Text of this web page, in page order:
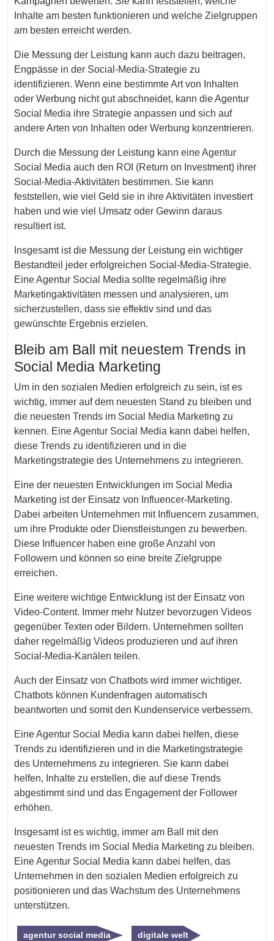
Inhalte am besten funktionieren und welche Zielgruppen
am besten erreicht werden.
Die Messung der Leistung kann auch dazu beitragen,
Engpässe in der Social-Media-Strategie zu
identifizieren. Wenn eine bestimmte Art von Inhalten
oder Werbung nicht gut abschneidet, kann die Agentur
Social Media ihre Strategie anpassen und sich auf
andere Arten von Inhalten oder Werbung konzentrieren.
Durch die Messung der Leistung kann eine Agentur
Social Media auch den ROI (Return on Investment) ihrer
Social-Media-Aktivitäten bestimmen. Sie kann
feststellen, wie viel Geld sie in ihre Aktivitäten investiert
haben und wie viel Umsatz oder Gewinn daraus
resultiert ist.
Insgesamt ist die Messung der Leistung ein wichtiger
Bestandteil jeder erfolgreichen Social-Media-Strategie.
Eine Agentur Social Media sollte regelmäßig ihre
Marketingaktivitäten messen und analysieren, um
sicherzustellen, dass sie effektiv sind und das
gewünschte Ergebnis erzielen.
Bleib am Ball mit neuestem Trends in
Social Media Marketing
Um in den sozialen Medien erfolgreich zu sein, ist es
wichtig, immer auf dem neuesten Stand zu bleiben und
die neuesten Trends im Social Media Marketing zu
kennen. Eine Agentur Social Media kann dabei helfen,
diese Trends zu identifizieren und in die
Marketingstrategie des Unternehmens zu integrieren.
Eine der neuesten Entwicklungen im Social Media
Marketing ist der Einsatz von Influencer-Marketing.
Dabei arbeiten Unternehmen mit Influencern zusammen,
um ihre Produkte oder Dienstleistungen zu bewerben.
Diese Influencer haben eine große Anzahl von
Followern und können so eine breite Zielgruppe
erreichen.
Eine weitere wichtige Entwicklung ist der Einsatz von
Video-Content. Immer mehr Nutzer bevorzugen Videos
gegenüber Texten oder Bildern. Unternehmen sollten
daher regelmäßig Videos produzieren und auf ihren
Social-Media-Kanälen teilen.
Auch der Einsatz von Chatbots wird immer wichtiger.
Chatbots können Kundenfragen automatisch
beantworten und somit den Kundenservice verbessern.
Eine Agentur Social Media kann dabei helfen, diese
Trends zu identifizieren und in die Marketingstrategie
des Unternehmens zu integrieren. Sie kann dabei
helfen, Inhalte zu erstellen, die auf diese Trends
abgestimmt sind und das Engagement der Follower
erhöhen.
Insgesamt ist es wichtig, immer am Ball mit den
neuesten Trends im Social Media Marketing zu bleiben.
Eine Agentur Social Media kann dabei helfen, das
Unternehmen in den sozialen Medien erfolgreich zu
positionieren und das Wachstum des Unternehmens
unterstützen.
agentur social media digitale welt